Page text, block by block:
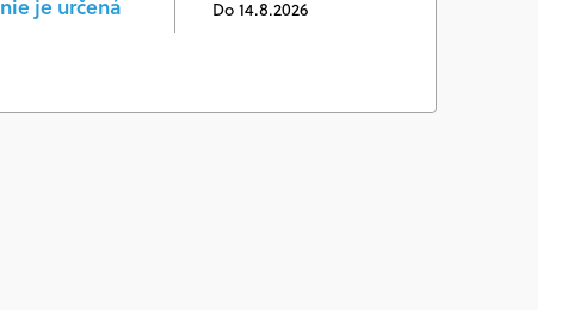
nie je určená
Do 14.8.2026